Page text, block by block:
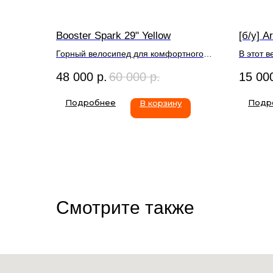
Booster Spark 29" Yellow
Горный велосипед для комфортного
Стильный, надежный, все это про
погружения в мир велосипедов.
48 000 р. 60 000 р.
Подробнее В корзину
[б/у]
В этот
до 175
15
Смотрите также